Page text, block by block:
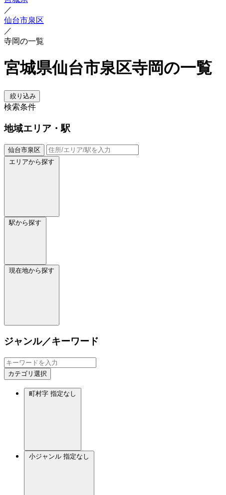
／
仙台市泉区
／
寺岡の一覧
宮城県仙台市泉区寺岡の一覧
絞り込み
検索条件
地域エリア・駅
仙台市泉区
エリアから探す
駅から探す
現在地から探す
ジャンル／キーワード
カテゴリ選択
町村字 指定なし
小ジャンル 指定なし